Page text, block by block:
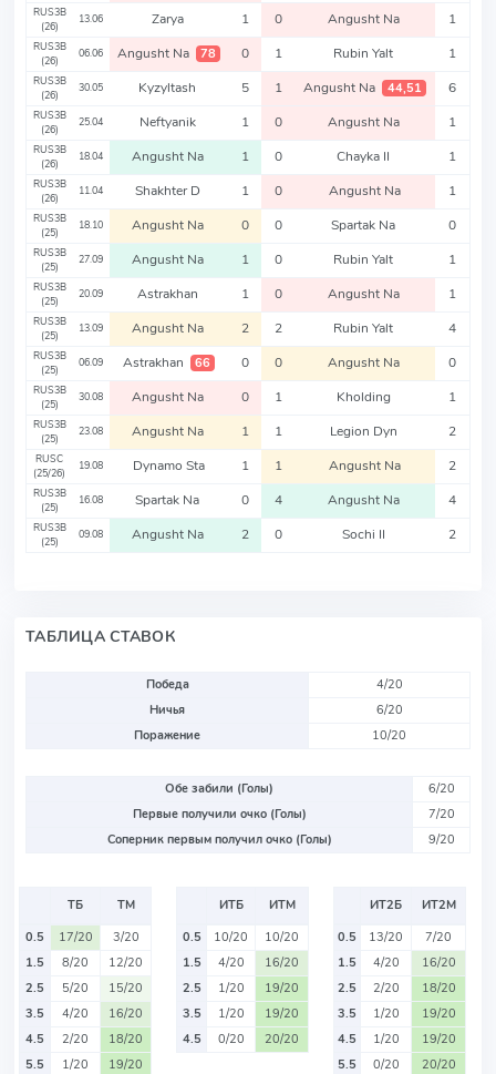
RUS3B
(26)
13.06 Zarya 1 0 Angusht Na 1
RUS3B
(26)
06.06 Angusht Na 78 0 1 Rubin Yalt 1
RUS3B
(26)
30.05 Kyzyltash 5 1 Angusht Na 44,51 6
RUS3B
(26)
25.04 Neftyanik 1 0 Angusht Na 1
RUS3B
(26)
18.04 Angusht Na 1 0 Chayka II 1
RUS3B
(26)
11.04 Shakhter D 1 0 Angusht Na 1
RUS3B
(25)
18.10 Angusht Na 0 0 Spartak Na 0
RUS3B
(25)
27.09 Angusht Na 1 0 Rubin Yalt 1
RUS3B
(25)
20.09 Astrakhan 1 0 Angusht Na 1
RUS3B
(25)
13.09 Angusht Na 2 2 Rubin Yalt 4
RUS3B
(25)
06.09 Astrakhan 66 0 0 Angusht Na 0
RUS3B
(25)
30.08 Angusht Na 0 1 Kholding 1
RUS3B
(25)
23.08 Angusht Na 1 1 Legion Dyn 2
RUSC
(25/26)
19.08 Dynamo Sta 1 1 Angusht Na 2
RUS3B
(25)
16.08 Spartak Na 0 4 Angusht Na 4
RUS3B
(25)
09.08 Angusht Na 2 0 Sochi II 2
ТАБЛИЦА СТАВОК
Победа
4/20
Ничья
6/20
Поражение
10/20
Обе забили (Голы)
6/20
Первые получили очко (Голы)
7/20
Соперник первым получил очко (Голы)
9/20
ТБ
ТМ
0.5
17/20
3/20
1.5
8/20
12/20
2.5
5/20
15/20
3.5
4/20
16/20
4.5
2/20
18/20
5.5
1/20
19/20
ИТБ
ИТМ
0.5
10/20
10/20
1.5
4/20
16/20
2.5
1/20
19/20
3.5
1/20
19/20
4.5
0/20 20/20
ИТ2Б
ИТ2М
0.5
13/20
7/20
1.5
4/20
16/20
2.5
2/20
18/20
3.5
1/20
19/20
4.5
1/20
19/20
5.5
0/20 20/20